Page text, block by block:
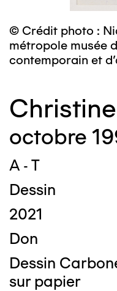
© Crédit photo :
métropole musée
contemporain et
octobre
A - T
Dessin
2021
Don
Dessin
sur papier